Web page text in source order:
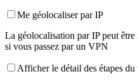
Me géolocaliser par IP
La géolocalisation par IP peut
si vous passez par un VPN
Afficher le détail des étapes du